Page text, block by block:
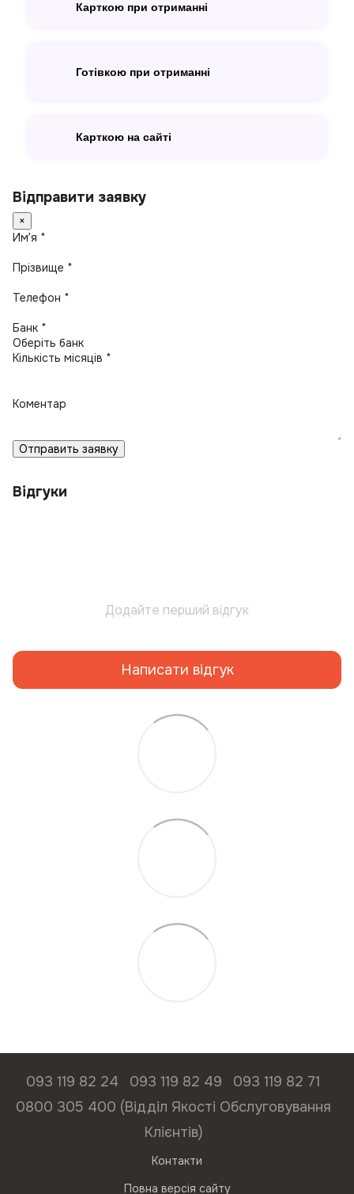
Карткою при отриманні
Готівкою при отриманні
Карткою на сайті
Відправити заявку
×
Имʼя *
Прізвище *
Телефон *
Банк *
Кількість місяців *
Коментар
Отправить заявку
Відгуки
Додайте перший відгук
Написати відгук
093 119 82 24 093 119 82 49
093 119 82 71
0800 305 400 (Відділ Якості Обслуговування
Клієнтів)
Контакти
Повна версія сайту